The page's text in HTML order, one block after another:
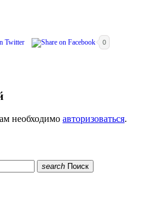
0
необходимо авторизоваться.
search Поиск